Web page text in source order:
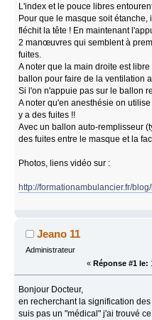
L'index et le pouce libres
Pour que le masque soit étanche,
fléchit la tête ! En maintenant
2 manœuvres qui semblent à
fuites.
A noter que la main droite est
ballon pour faire de la ventilation
Si l'on n'appuie pas sur le ballon
A noter qu'en anesthésie on
y a des fuites !!
Avec un ballon auto-remplisseur
des fuites entre le masque et la
Photos, liens vidéo sur :
http://formationambulancier.fr/
Jeano 11
Administrateur
« Réponse #1 le:
Bonjour Docteur,
en recherchant la signification des
suis pas un "médical" j'ai trouvé